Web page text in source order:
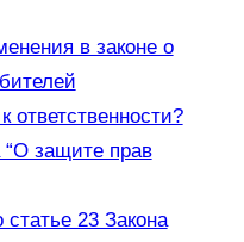
в законе о
ответственности?
“О защите прав
23 Закона